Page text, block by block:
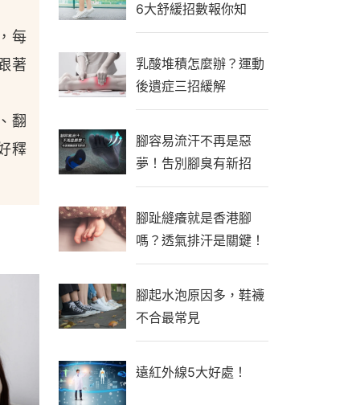
每
著
翻
釋
6大舒緩招數報你知
乳酸堆積怎麼辦？運動
後遺症三招緩解
腳容易流汗不再是惡
夢！吿別腳臭有新招
腳趾縫癢就是香港腳
嗎？透氣排汗是關鍵！
腳起水泡原因多，鞋襪
不合最常見
遠紅外線5大好處！